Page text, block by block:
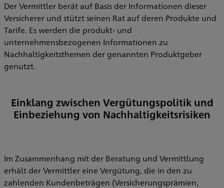
Der Vermittler berät auf Basis der Informationen dieser
Versicherer und stützt seinen Rat auf deren Produkte und
Tarife. Es werden die produkt- und
unternehmensbezogenen Informationen zu
Nachhaltigkeitsthemen der genannten Produktgeber
genutzt.
Einklang zwischen Vergütungspolitik und
Einbeziehung von Nachhaltigkeitsrisiken
Im Zusammenhang mit der Beratung und Vermittlung
erhält der Vermittler eine Vergütung, die in den zu
zahlenden Kundenbeträgen (Versicherungsprämien,